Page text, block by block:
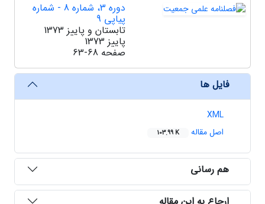
دوره 3، شماره 8 - شماره
پیاپی 9
تابستان و پاییز 1373
پاییز 1373
صفحه 63-68
فایل ها
XML
اصل مقاله
103.99 K
هم رسانی